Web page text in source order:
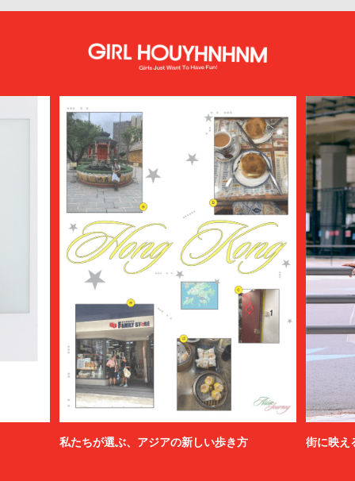
私たちが選ぶ、アジアの新しい歩き方 街に映え